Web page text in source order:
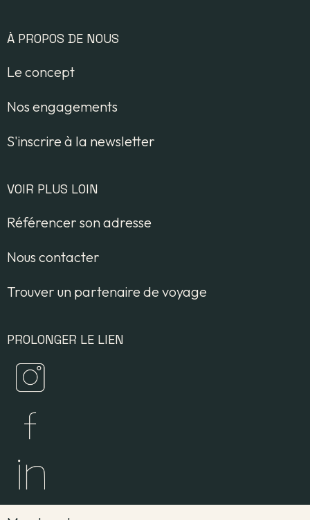
À PROPOS DE NOUS
Le concept
Nos engagements
S'inscrire à la newsletter
VOIR PLUS LOIN
Référencer son adresse
Nous contacter
Trouver un partenaire de voyage
PROLONGER LE LIEN